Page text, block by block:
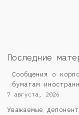
Последние
Сообщения о
бумагам
7 августа, 2026
Уважаемые